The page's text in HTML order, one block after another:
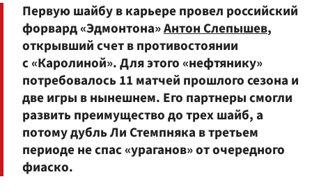
Первую шайбу в карьере провел российский
форвард «Эдмонтона»Антон Слепышев,
открывший счет в противостоянии
с «Каролиной». Для этого «нефтянику»
потребовалось 11 матчей прошлого сезона и
две игры в нынешнем. Его партнеры смогли
развить преимущество до трех шайб, а
потому дубль Ли Стемпняка в третьем
периоде не спас «ураганов» от очередного
фиаско.